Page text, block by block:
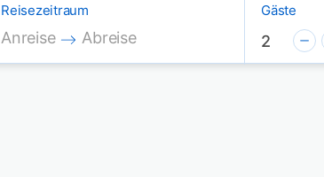
Reisezeitraum
Press the down arrow key to interact with
Anreise
Press the down arrow key to
Abreise
Gäste
2